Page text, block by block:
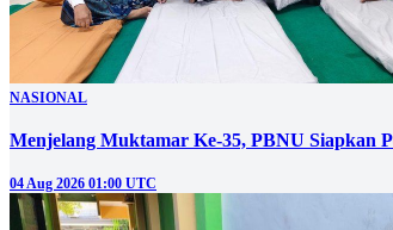
NASIONAL
Menjelang Muktamar Ke-35, PBNU Siapkan
04 Aug 2026 01:00 UTC